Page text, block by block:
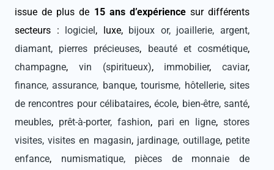
issue de plus de 15 ans d’expériencesur différents
secteurs : logiciel, luxe, bijoux or, joaillerie, argent,
diamant, pierres précieuses, beauté et cosmétique,
champagne, vin (spiritueux), immobilier, caviar,
finance, assurance, banque,tourisme, hôtellerie,sites
de rencontres pour célibataires,école, bien-être, santé,
meubles, prêt-à-porter, fashion, pari en ligne,stores
visites, visites en magasin, jardinage, outillage, petite
enfance, numismatique, pièces de monnaie de